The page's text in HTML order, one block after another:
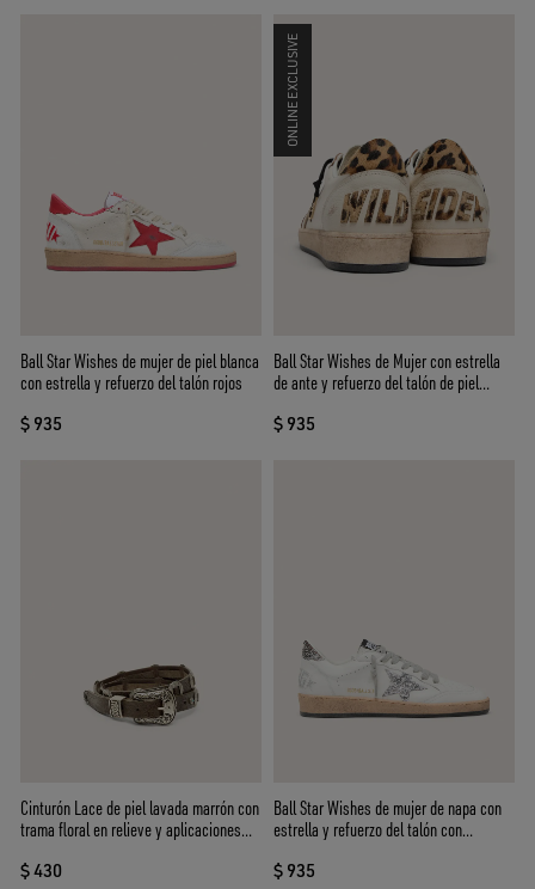
Ball Star Wishes de mujer de piel blanca
con estrella y refuerzo del talón rojos
$ 935
ONLINE EXCLUSIVE
Ball Star Wishes de Mujer con estrella
de ante y refuerzo del talón de piel
$ 935
Cinturón Lace de piel lavada marrón con
trama floral en relieve y aplicaciones
$ 430
Ball Star Wishes de mujer de napa con
estrella y refuerzo del talón con
$ 935